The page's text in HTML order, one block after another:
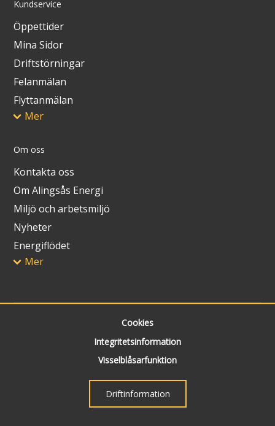
Kundservice
Öppettider
Mina Sidor
Driftstörningar
Felanmälan
Flyttanmälan
Mer
Om oss
Kontakta oss
Om Alingsås Energi
Miljö och arbetsmiljö
Nyheter
Energiflödet
Mer
Cookies
Integritetsinformation
Visselblåsarfunktion
Driftinformation